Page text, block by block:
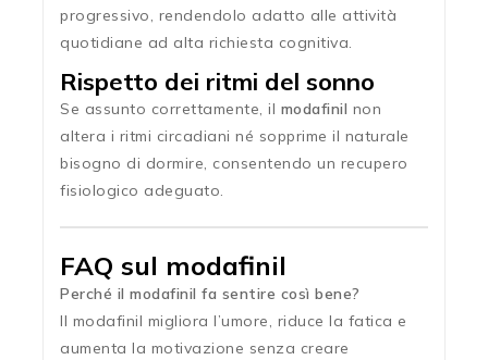
progressivo, rendendolo adatto alle attività
quotidiane ad alta richiesta cognitiva.
Rispetto dei ritmi del sonno
Se assunto correttamente, il modafinil non
altera i ritmi circadiani né sopprime il naturale
bisogno di dormire, consentendo un recupero
fisiologico adeguato.
FAQ sul modafinil
Perché il modafinil fa sentire così bene?
Il modafinil migliora l’umore, riduce la fatica e
aumenta la motivazione senza creare